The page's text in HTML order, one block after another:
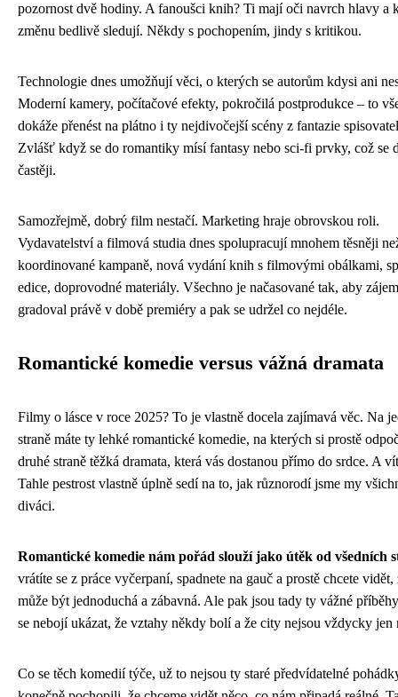
pozornost dvě hodiny. A fanoušci knih? Ti mají oči navrch hlavy a
změnu bedlivě sledují. Někdy s pochopením, jindy s kritikou.
Technologie dnes umožňují věci, o kterých se autorům kdysi ani
Moderní kamery, počítačové efekty, pokročilá postprodukce – to
dokáže přenést na plátno i ty nejdivočejší scény z fantazie
Zvlášť když se do romantiky mísí fantasy nebo sci-fi prvky, což se
častěji.
Samozřejmě, dobrý film nestačí. Marketing hraje obrovskou roli.
Vydavatelství a filmová studia dnes spolupracují mnohem těsněji
koordinované kampaně, nová vydání knih s filmovými obálkami,
edice, doprovodné materiály. Všechno je načasované tak, aby
gradoval právě v době premiéry a pak se udržel co nejdéle.
Romantické komedie versus vážná dramata
Filmy o lásce v roce 2025? To je vlastně docela zajímavá věc. Na
straně máte ty lehké romantické komedie, na kterých si prostě
druhé straně těžká dramata, která vás dostanou přímo do srdce. A
Tahle pestrost vlastně úplně sedí na to, jak různorodí jsme my
diváci.
Romantické komedie nám pořád slouží jako útěk od všedních
vrátíte se z práce vyčerpaní, spadnete na gauč a prostě chcete vidět,
může být jednoduchá a zábavná. Ale pak jsou tady ty vážné
se nebojí ukázat, že vztahy někdy bolí a že city nejsou vždycky jen
Co se těch komedií týče, už to nejsou ty staré předvídatelné